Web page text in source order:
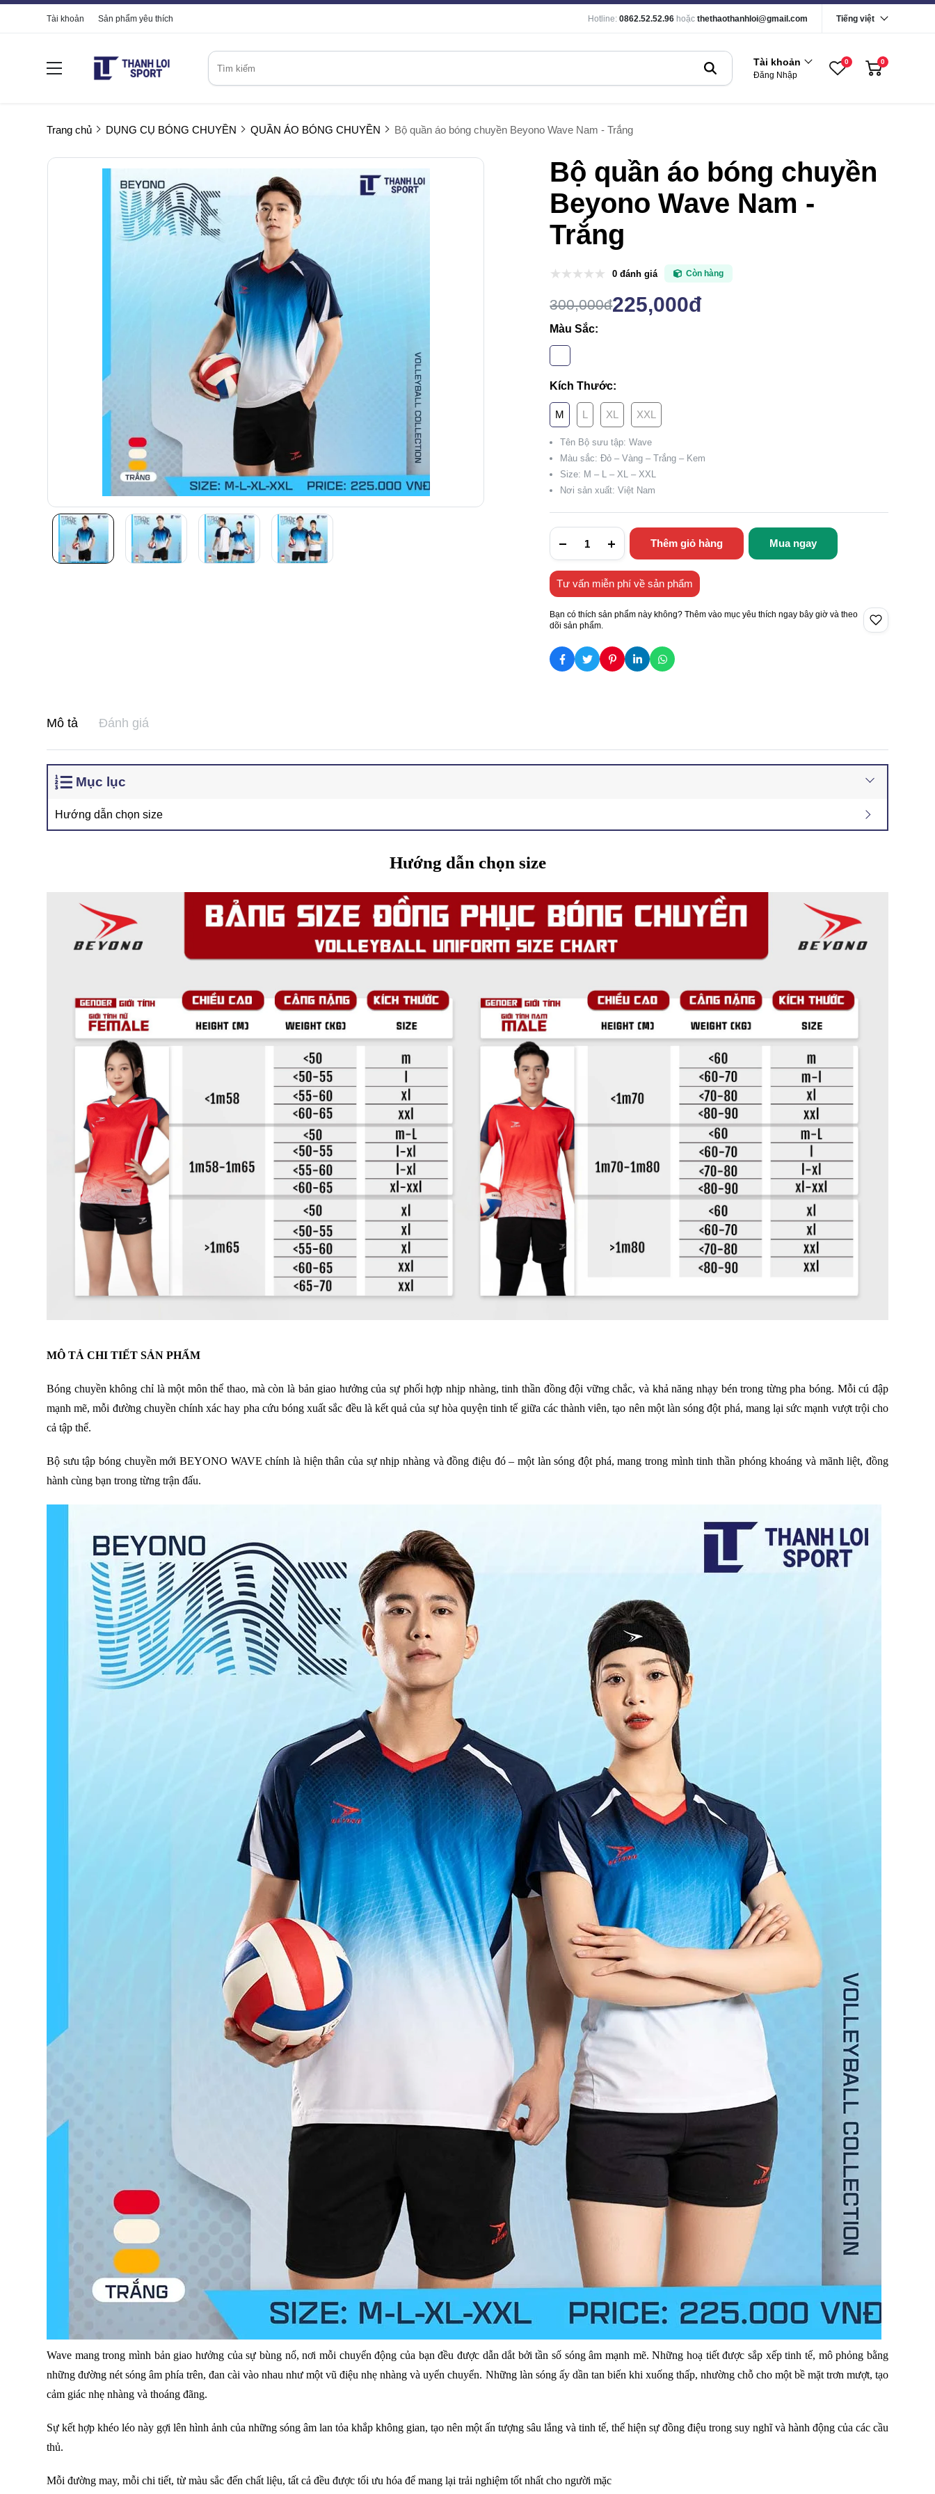
Tài khoản Sản phẩm yêu thích Hotline: 0862.52.52.96 hoặc thethaothanhloi@gmail.com Tiếng việt
Tài khoản
Đăng Nhập
0 0
Trang chủ DỤNG CỤ BÓNG CHUYỀN QUẦN ÁO BÓNG CHUYỀN Bộ quần áo bóng chuyền Beyono Wave Nam - Trắng
Bộ quần áo bóng chuyền
Beyono Wave Nam -
Trắng
0 đánh giá Còn hàng
300,000đ225,000đ
Màu Sắc:
Kích Thước:
M L XL XXL
Tên Bộ sưu tập: Wave
Màu sắc: Đỏ – Vàng – Trắng – Kem
Size: M – L – XL – XXL
Nơi sản xuất: Việt Nam
Thêm giỏ hàng Mua ngay
Tư vấn miễn phí về sản phẩm
Bạn có thích sản phẩm này không? Thêm vào mục yêu thích ngay bây giờ và theo
dõi sản phẩm.
Mô tả Đánh giá
Mục lục
Hướng dẫn chọn size
Hướng dẫn chọn size
MÔ TẢ CHI TIẾT SẢN PHẨM
Bóng chuyền không chỉ là một môn thể thao, mà còn là bản giao hưởng của sự phối hợp nhịp nhàng, tinh thần đồng đội vững chắc, và khả năng nhạy bén trong từng pha bóng. Mỗi cú đập
mạnh mẽ, mỗi đường chuyền chính xác hay pha cứu bóng xuất sắc đều là kết quả của sự hòa quyện tinh tế giữa các thành viên, tạo nên một làn sóng đột phá, mang lại sức mạnh vượt trội cho
cả tập thể.
Bộ sưu tập bóng chuyền mới BEYONO WAVE chính là hiện thân của sự nhịp nhàng và đồng điệu đó – một làn sóng đột phá, mang trong mình tinh thần phóng khoáng và mãnh liệt, đồng
hành cùng bạn trong từng trận đấu.
Wave mang trong mình bản giao hưởng của sự bùng nổ, nơi mỗi chuyển động của bạn đều được dẫn dắt bởi tần số sóng âm mạnh mẽ. Những hoạ tiết được sắp xếp tinh tế, mô phỏng bằng
những đường nét sóng âm phía trên, đan cài vào nhau như một vũ điệu nhẹ nhàng và uyển chuyển. Những làn sóng ấy dần tan biến khi xuống thấp, nhường chỗ cho một bề mặt trơn mượt, tạo
cảm giác nhẹ nhàng và thoáng đãng.
Sự kết hợp khéo léo này gợi lên hình ảnh của những sóng âm lan tỏa khắp không gian, tạo nên một ấn tượng sâu lắng và tinh tế, thể hiện sự đồng điệu trong suy nghĩ và hành động của các cầu
thủ.
Mỗi đường may, mỗi chi tiết, từ màu sắc đến chất liệu, tất cả đều được tối ưu hóa để mang lại trải nghiệm tốt nhất cho người mặc